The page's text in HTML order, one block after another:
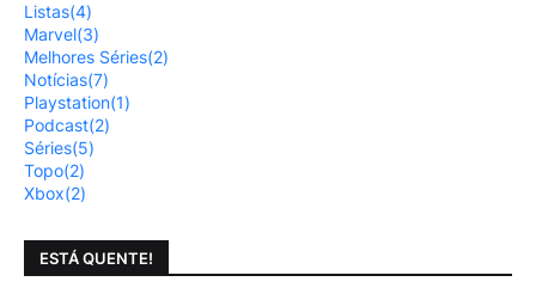
Listas(4)
Marvel(3)
Melhores Séries(2)
Notícias(7)
Playstation(1)
Podcast(2)
Séries(5)
Topo(2)
Xbox(2)
ESTÁ QUENTE!